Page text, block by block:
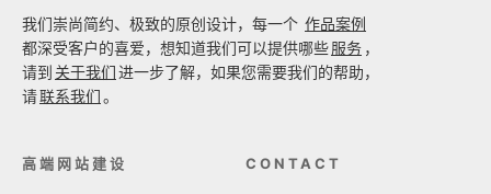
我们崇尚简约、极致的原创设计，每一个 作品案例
都深受客户的喜爱，想知道我们可以提供哪些服务 ，
请到 关于我们进一步了解，如果您需要我们的帮助，
请联系我们。
高端网站建设 CONTACT